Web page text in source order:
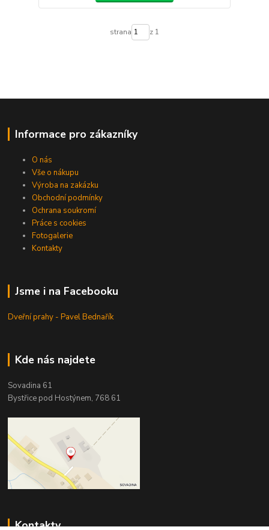
strana z 1
Informace pro zákazníky
O nás
Vše o nákupu
Výroba na zakázku
Obchodní podmínky
Ochrana soukromí
Práce s cookies
Fotogalerie
Kontakty
Jsme i na Facebooku
Dveřní prahy - Pavel Bednařík
Kde nás najdete
Sovadina 61
Bystřice pod Hostýnem, 768 61
Kontakty